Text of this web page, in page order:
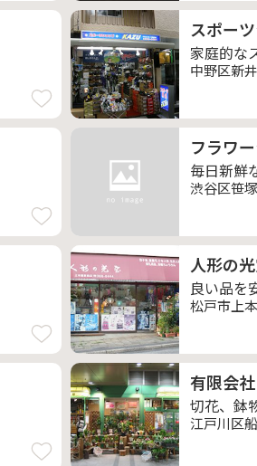
スポー
家庭的な
中野区新
フラワ
毎日新鮮
渋谷区笹
人形の
良い品を
松戸市上
有限会
切花、鉢
江戸川区